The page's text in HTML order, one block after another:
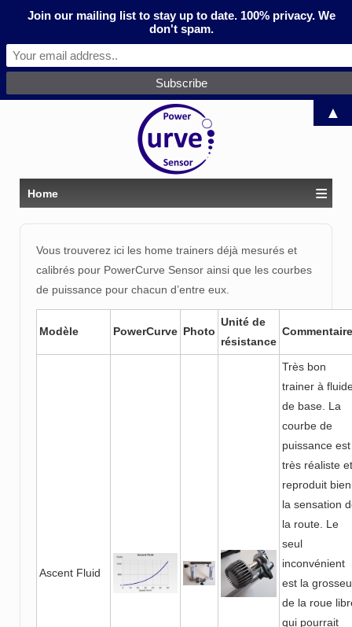
Home ≡
Vous trouverez ici les home trainers déjà mesurés et
calibrés pour PowerCurve Sensor ainsi que les courbes
de puissance pour chacun d’entre eux.
Modèle PowerCurve Photo
Unité de
résistance
Ascent Fluid
Très bon
trainer à
de base. La
courbe de
puissance est
très réaliste et
reproduit bien
la sensation
la route. Le
seul
inconvénient
est la
de la roue
qui pourrait
Join our mailing list to stay up to date. 100% privacy. We
don't spam.
▲